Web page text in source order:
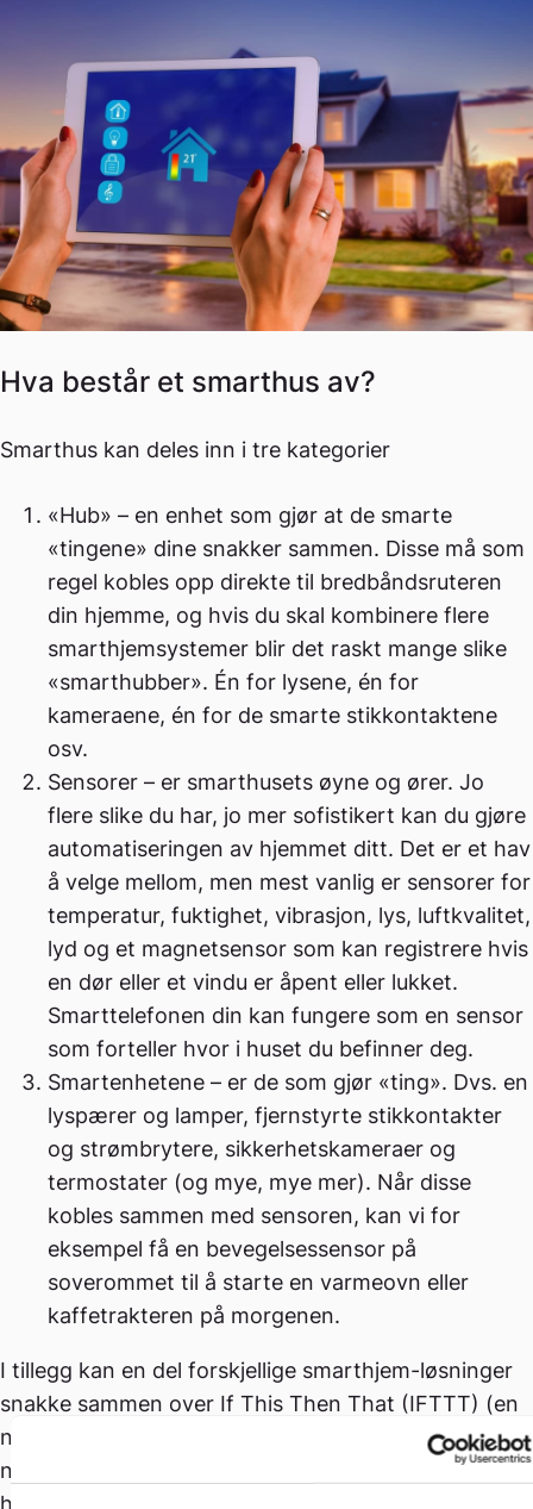
Hva består et smarthus av?
Smarthus kan deles inn i tre kategorier
«Hub» – en enhet som gjør at de smarte
«tingene» dine snakker sammen. Disse må som
regel kobles opp direkte til bredbåndsruteren
din hjemme, og hvis du skal kombinere flere
smarthjemsystemer blir det raskt mange slike
«smarthubber». Én for lysene, én for
kameraene, én for de smarte stikkontaktene
osv.
Sensorer – er smarthusets øyne og ører. Jo
flere slike du har, jo mer sofistikert kan du gjøre
automatiseringen av hjemmet ditt. Det er et hav
å velge mellom, men mest vanlig er sensorer for
temperatur, fuktighet, vibrasjon, lys, luftkvalitet,
lyd og et magnetsensor som kan registrere hvis
en dør eller et vindu er åpent eller lukket.
Smarttelefonen din kan fungere som en sensor
som forteller hvor i huset du befinner deg.
Smartenhetene – er de som gjør «ting». Dvs. en
lyspærer og lamper, fjernstyrte stikkontakter
og strømbrytere, sikkerhetskameraer og
termostater (og mye, mye mer). Når disse
kobles sammen med sensoren, kan vi for
eksempel få en bevegelsessensor på
soverommet til å starte en varmeovn eller
kaffetrakteren på morgenen.
I tillegg kan en del forskjellige smarthjem-løsninger
snakke sammen over If This Then That (IFTTT) (en
nettjeneste som for eksempel lar telefonen din si fra
når du er på vei hjem og dermed skru varmen opp i
hjemmet).